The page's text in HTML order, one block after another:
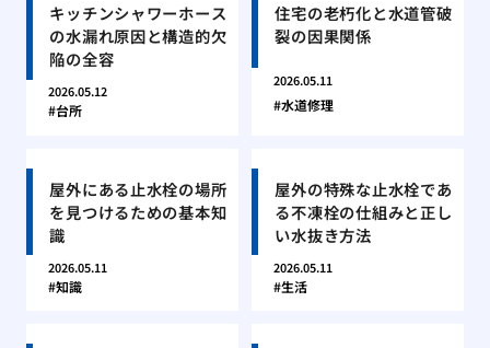
キッチンシャワーホース
の水漏れ原因と構造的欠
陥の全容
2026.05.12
台所
住宅の老朽化と水道管破
裂の因果関係
2026.05.11
水道修理
屋外にある止水栓の場所
を見つけるための基本知
識
2026.05.11
知識
屋外の特殊な止水栓であ
る不凍栓の仕組みと正し
い水抜き方法
2026.05.11
生活